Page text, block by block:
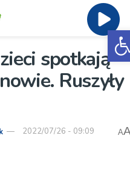
spotkają
Ruszyły
2022/07/26 - 09:09 A